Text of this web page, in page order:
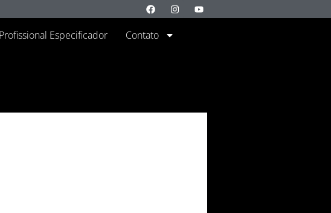
Profissional Especificador Contato